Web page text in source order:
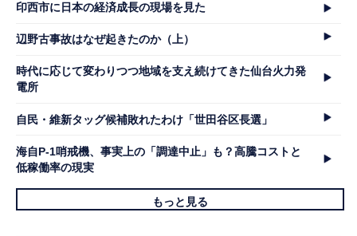
印西市に日本の経済成長の現場を見た
辺野古事故はなぜ起きたのか（上）
時代に応じて変わりつつ地域を支え続けてきた仙台火力発
電所
自民・維新タッグ候補敗れたわけ「世田谷区長選」
海自P-1哨戒機、事実上の「調達中止」も？高騰コストと
低稼働率の現実
もっと見る